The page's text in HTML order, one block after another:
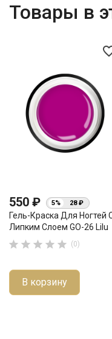
Товары в
550 ₽ 5% 28 ₽
Гель-Краска Для Ногтей
Липким Слоем GO-26 Lilu
     (0)
В корзину